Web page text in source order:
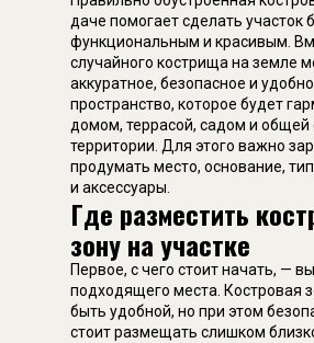
даче помогает сделать участок
функциональным и красивым.
случайного кострища на земле
аккуратное, безопасное и
пространство, которое будет
домом, террасой, садом и общей
территории. Для этого важно
продумать место, основание,
и аксессуары.
Где разместить
зону на участке
Первое, с чего стоит начать, —
подходящего места. Костровая
быть удобной, но при этом
стоит размещать слишком